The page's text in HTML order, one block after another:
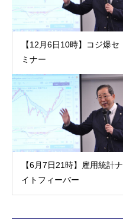
【12月6日10時】コジ爆セ
ミナー
【6月7日21時】雇用統計ナ
イトフィーバー